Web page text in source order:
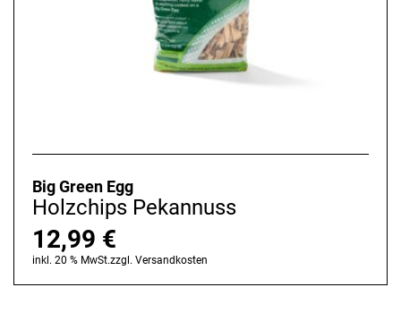
Big Green Egg
Holzchips Pekannuss
12,99 €
inkl. 20 % MwSt.zzgl. Versandkosten